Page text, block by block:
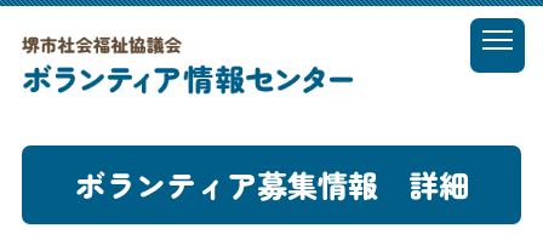
t
o
l
a
MENU
ボランティア募集情報 詳細